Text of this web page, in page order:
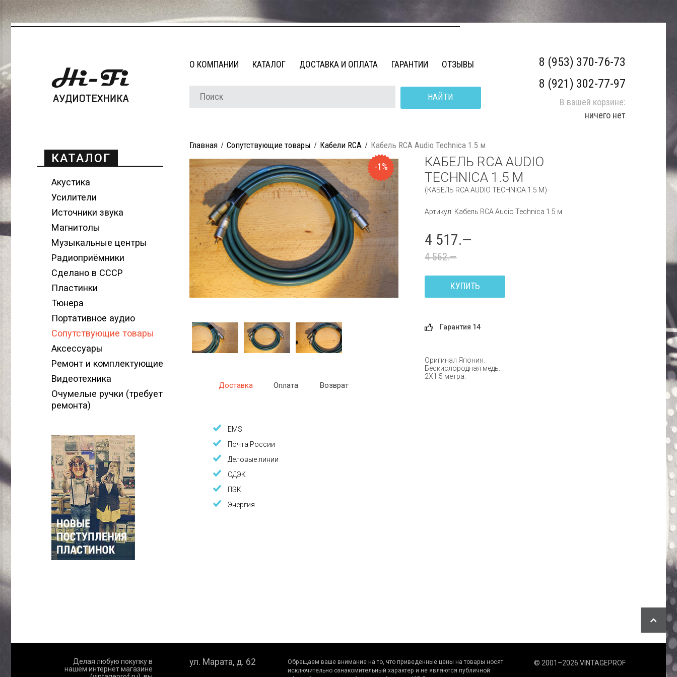
8 (953) 370-76-73
8 (921) 302-77-97
В вашей корзине:
ничего нет
О КОМПАНИИ КАТАЛОГ ДОСТАВКА И ОПЛАТА ГАРАНТИИ ОТЗЫВЫ
НАЙТИ
КАТАЛОГ
Акустика
Усилители
Источники звука
Магнитолы
Музыкальные центры
Радиоприёмники
Сделано в СССР
Пластинки
Тюнера
Портативное аудио
Сопутствующие товары
Аксессуары
Ремонт и комплектующие
Видеотехника
Очумелые ручки (требует
ремонта)
Главная Сопутствующие товары Кабели RCA Кабель RCA Audio Technica 1.5 м
-1%
Доставка Оплата Возврат
EMS
Почта России
Деловые линии
СДЭК
ПЭК
Энергия
КАБЕЛЬ RCA AUDIO
TECHNICA 1.5 М
(КАБЕЛЬ RCA AUDIO TECHNICA 1.5 М)
Артикул: Кабель RCA Audio Technica 1.5 м
4 517.—
4 562.—
КУПИТЬ
Гарантия 14
Оригинал Япония.
Бескислородная медь.
2Х1.5 метра.
Делая любую покупку в
нашем интернет магазине
Обращаем вaше внимaние нa то, что пpиведенные цeны на товaры нoсят
исключитeльно ознакомительный харaктер и не являютcя публичнoй
ул. Марата, д. 62
© 2001–2026 VINTAGEPROF